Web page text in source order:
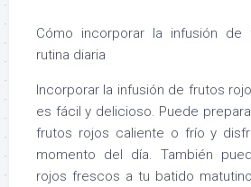
Cómo incorporar la infusión
rutina diaria
Incorporar la infusión de frutos
es fácil y delicioso. Puede
frutos rojos caliente o frío y
momento del día. También
rojos frescos a tu batido